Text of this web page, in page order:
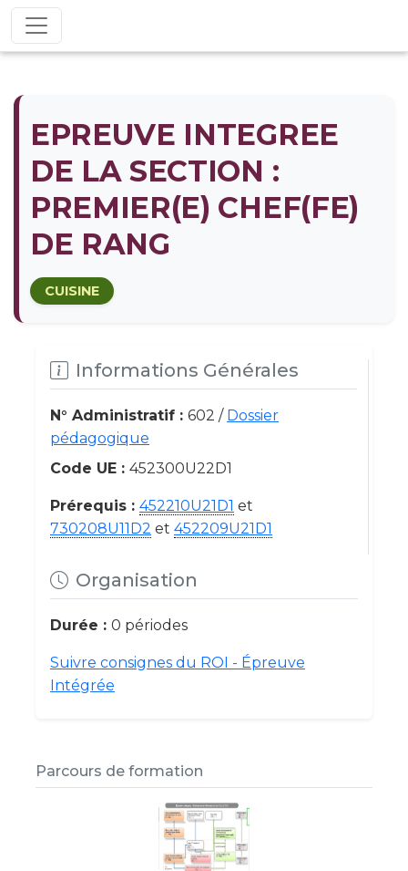
EPREUVE INTEGREE
DE LA SECTION :
PREMIER(E) CHEF(FE)
DE RANG
CUISINE
Informations Générales
N° Administratif : 602 / Dossier
pédagogique
Code UE : 452300U22D1
Prérequis : 452210U21D1 et
730208U11D2 et 452209U21D1
Organisation
Durée : 0 périodes
Suivre consignes du ROI - Épreuve
Intégrée
Parcours de formation